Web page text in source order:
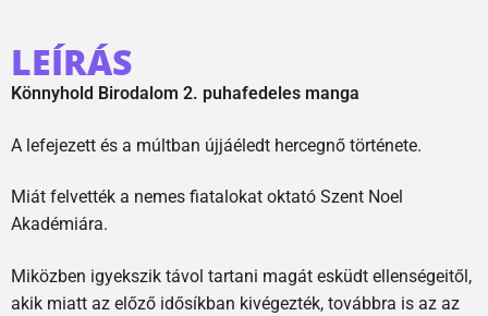
LEÍRÁS
Könnyhold Birodalom 2. puhafedeles manga
A lefejezett és a múltban újjáéledt hercegnő története.
Miát felvették a nemes fiatalokat oktató Szent Noel
Akadémiára.
Miközben igyekszik távol tartani magát esküdt ellenségeitől,
akik miatt az előző idősíkban kivégezték, továbbra is az az